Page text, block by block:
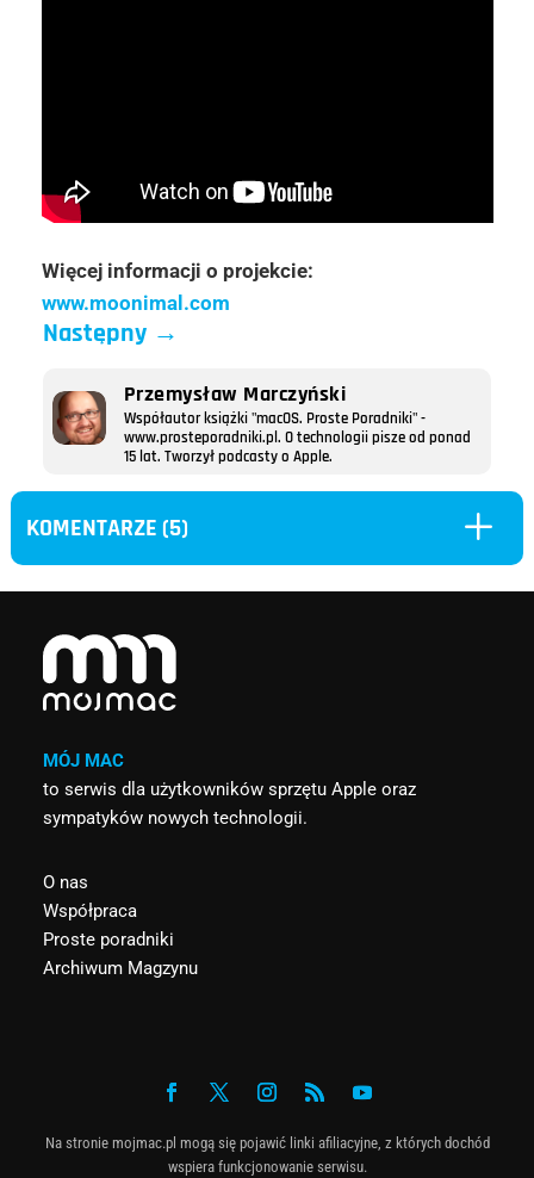
Więcej informacji o projekcie:
www.moonimal.com
Następny→
Przemysław Marczyński
Współautor książki "macOS. Proste Poradniki" -
www.prosteporadniki.pl. O technologii pisze od ponad
15 lat. Tworzył podcasty o Apple.
KOMENTARZE (5) L
MÓJ MAC
to serwis dla użytkowników sprzętu Apple oraz
sympatyków nowych technologii.
O nas
Współpraca
Proste poradniki
Archiwum Magzynu
Na stronie mojmac.pl mogą się pojawić linki afiliacyjne, z których dochód
wspiera funkcjonowanie serwisu.